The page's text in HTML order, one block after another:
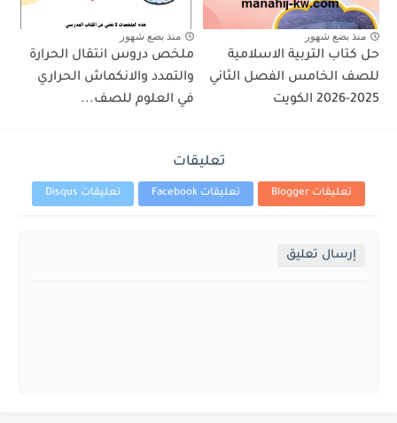
منذ بضع شهور
حل كتاب التربية الاسلامية
للصف الخامس الفصل الثاني
2025-2026 الكويت
منذ بضع شهور
ملخص دروس انتقال الحرارة
والتمدد والانكماش الحراري
في العلوم للصف...
تعليقات
تعليقات Blogger تعليقات Facebook تعليقات Disqus
إرسال تعليق